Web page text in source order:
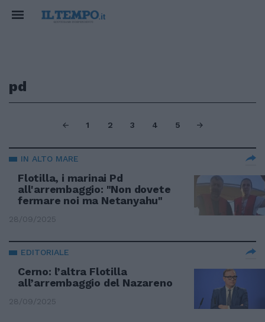
pd
1 2 3 4 5
IN ALTO MARE
Flotilla, i marinai Pd
all'arrembaggio: "Non dovete
fermare noi ma Netanyahu"
28/09/2025
EDITORIALE
Cerno: l’altra Flotilla
all’arrembaggio del Nazareno
28/09/2025